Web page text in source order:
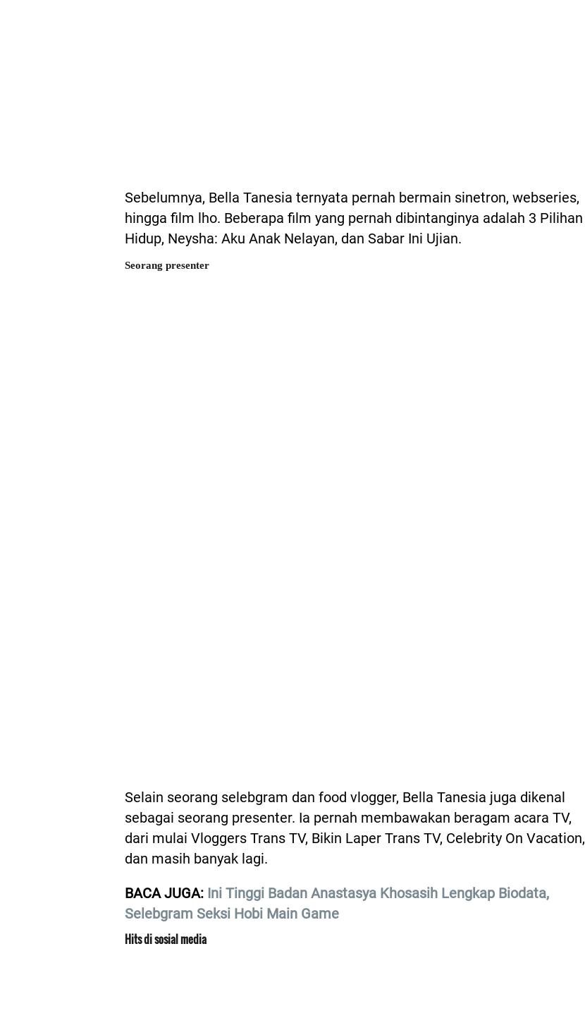
Sebelumnya, Bella Tanesia ternyata pernah bermain sinetron, webseries,
hingga film lho. Beberapa film yang pernah dibintanginya adalah 3 Pilihan
Hidup, Neysha: Aku Anak Nelayan, dan Sabar Ini Ujian.
Seorang presenter
Selain seorang selebgram dan food vlogger, Bella Tanesia juga dikenal
sebagai seorang presenter. Ia pernah membawakan beragam acara TV,
dari mulai Vloggers Trans TV, Bikin Laper Trans TV, Celebrity On Vacation,
dan masih banyak lagi.
BACA JUGA: Ini Tinggi Badan Anastasya Khosasih Lengkap Biodata,
Selebgram Seksi Hobi Main Game
Hits di sosial media